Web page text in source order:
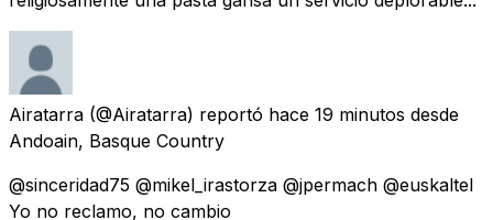
Airatarra (@Airatarra) reportó hace 19 minutos desde
Andoain, Basque Country
@sinceridad75 @mikel_irastorza @jpermach @euskaltel
Yo no reclamo, no cambio